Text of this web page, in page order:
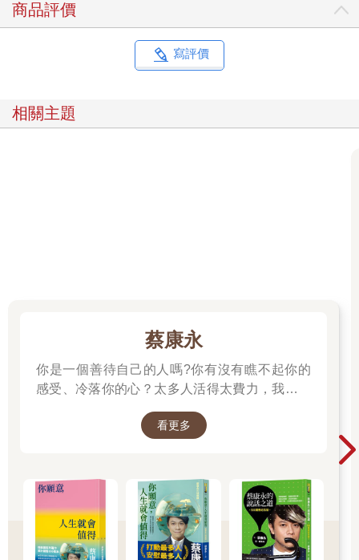
商品評價
寫評價
相關主題
蔡康永
你是一個善待自己的人嗎?你有沒有瞧不起你的
感受、冷落你的心？太多人活得太費力，我想為
舒服、也更滿足的方法。所以我寫了這本書。
看更多